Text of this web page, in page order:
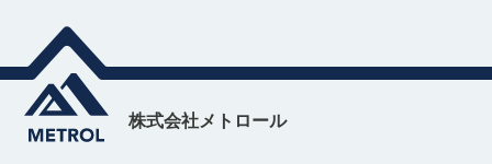
株式会社メトロール